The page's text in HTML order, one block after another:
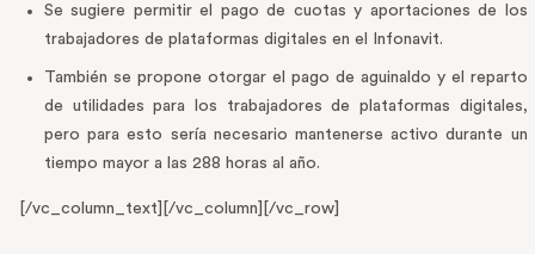
Se sugiere permitir el pago de cuotas y aportaciones de los
trabajadores de plataformas digitales en el Infonavit.
También se propone otorgar el pago de aguinaldo y el reparto
de utilidades para los trabajadores de plataformas digitales,
pero para esto sería necesario mantenerse activo durante un
tiempo mayor a las 288 horas al año.
[/vc_column_text][/vc_column][/vc_row]